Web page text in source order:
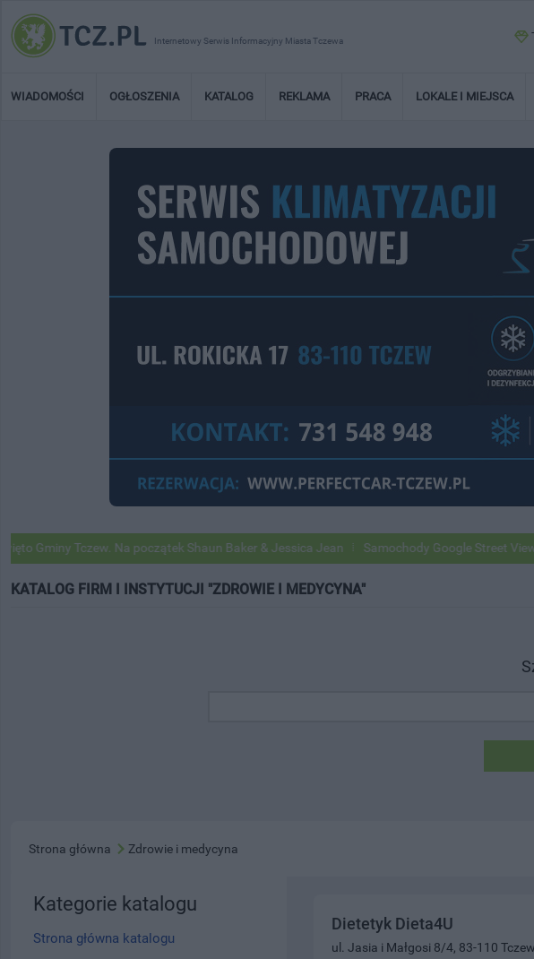
Internetowy Serwis Informacyjny Miasta Tczewa
WIADOMOŚCI OGŁOSZENIA KATALOG REKLAMA PRACA LOKALE I MIEJSCA
Tczew. Na początek Shaun Baker & Jessica Jean Samochody Google Street View na
KATALOG FIRM I INSTYTUCJI "ZDROWIE I MEDYCYNA"
Strona główna Zdrowie i medycyna
Dietetyk Dieta4U
ul. Jasia i Małgosi 8/4, 83-110 Tczew
Kategorie katalogu
Strona główna katalogu